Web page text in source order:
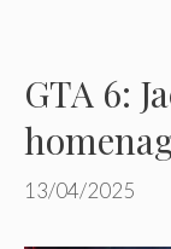
GTA 6:
13/04/2025